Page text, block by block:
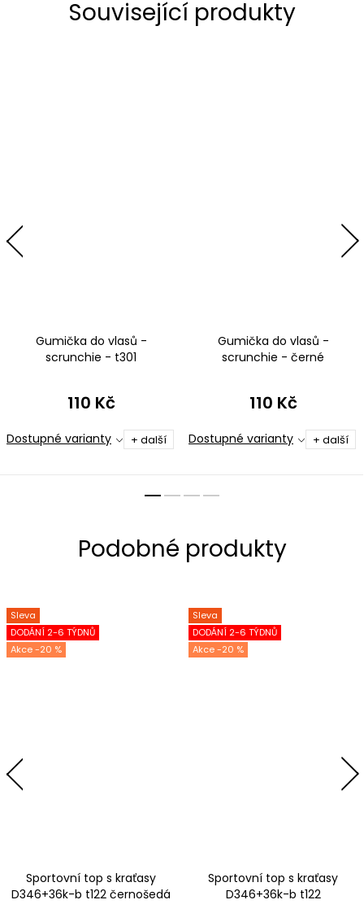
Související produkty
Gumička do vlasů -
scrunchie - t301
110 Kč
Dostupné varianty + další
Gumička do vlasů -
scrunchie - černé
110 Kč
Dostupné varianty + další
Sleva
DODÁNÍ 2-6 TÝDNŮ
-20 %
Sportovní top s kraťasy
D346+36k-b t122 černošedá
Sleva
DODÁNÍ 2-6 TÝDNŮ
-20 %
Sportovní top s kraťasy
D346+36k-b t122